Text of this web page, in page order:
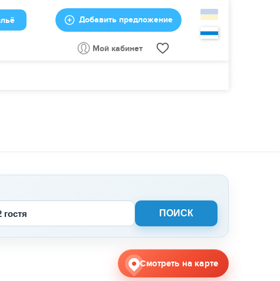
Добавить предложение
Мой кабинет
гостя
Смотреть на карте